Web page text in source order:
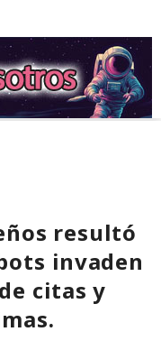
resultó
invaden
citas y